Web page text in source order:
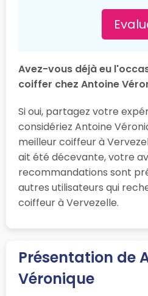
Avez-vous déjà eu
coiffer chez Antoine
Si oui, partagez votre
considériez Antoine
meilleur coiffeur à
ait été décevante, votre
recommandations sont
autres utilisateurs qui
coiffeur à Vervezelle.
Présentation de
Véronique